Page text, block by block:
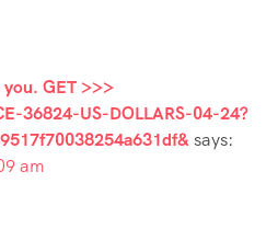
GET >>>
36824-US-DOLLARS-04-24?
says:
am